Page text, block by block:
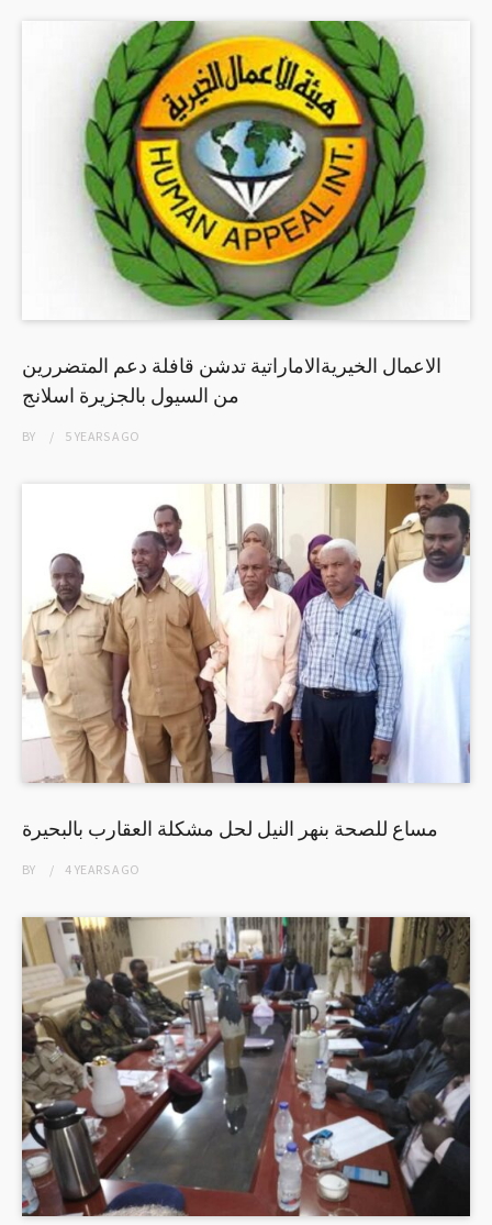
الاعمال الخيريةالاماراتية تدشن قافلة دعم المتضررين
من السيول بالجزيرة اسلانج
BY 5 YEARSAGO
مساع للصحة بنهر النيل لحل مشكلة العقارب بالبحيرة
BY 4 YEARSAGO